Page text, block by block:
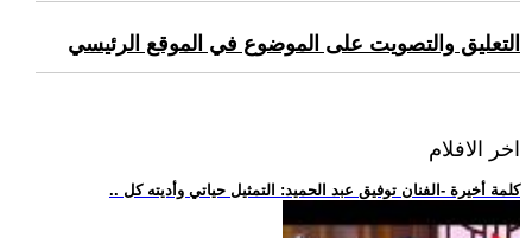
التعليق والتصويت على الموضوع في الموقع الرئيسي
اخر الافلام
.. كلمة أخيرة -الفنان توفيق عبد الحميد: التمثيل حياتي وأديته كل